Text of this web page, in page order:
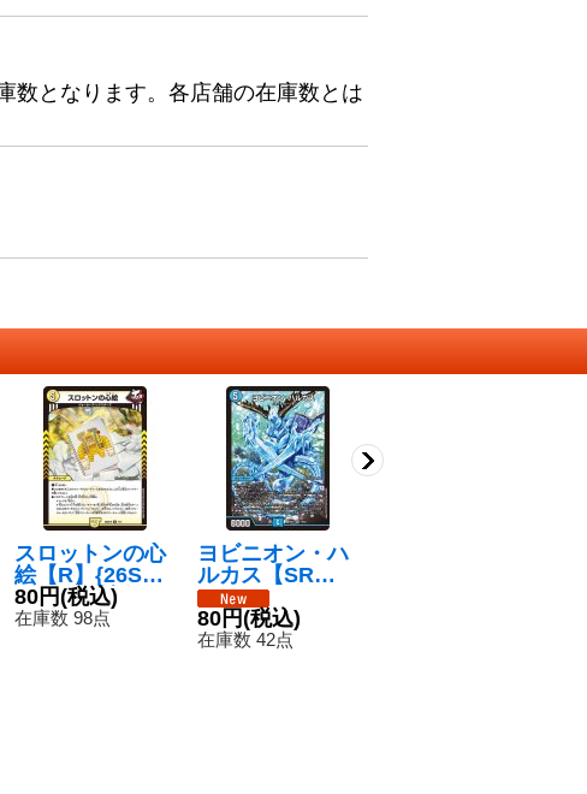
数となります。各店舗の在庫数とは
スロットンの心
絵【R】{26SD1
O7/11}《光》
80円(税込)
在庫数 98点
ヨビニオン・ハ
ルカス【SR】{2
6EX116/50}
《水》
80円(税込)
在庫数 42点